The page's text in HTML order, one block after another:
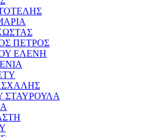
ΠΕΤΡΟΣ
ΕΛΕΝΗ
ΣΤΑΥΡΟΥΛΑ